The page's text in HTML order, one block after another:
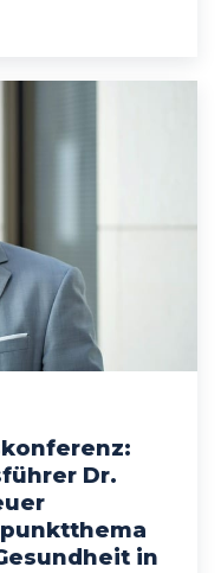
Dr.
in